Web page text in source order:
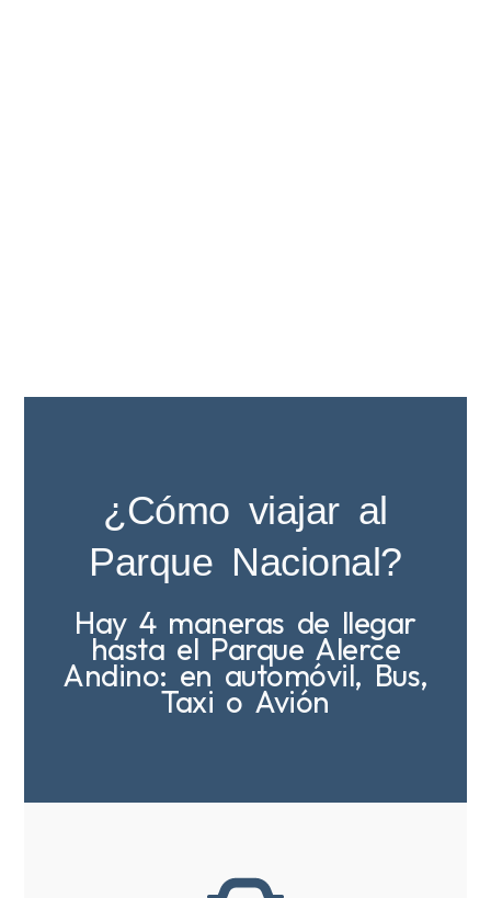
¿Cómo viajar al
Parque Nacional?
Hay 4 maneras de llegar
hasta el Parque Alerce
Andino: en automóvil, Bus,
Taxi o Avión